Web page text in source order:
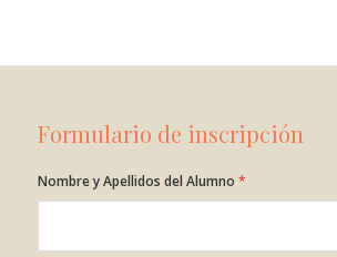
Formulario de inscripción
Nombre y Apellidos del Alumno *